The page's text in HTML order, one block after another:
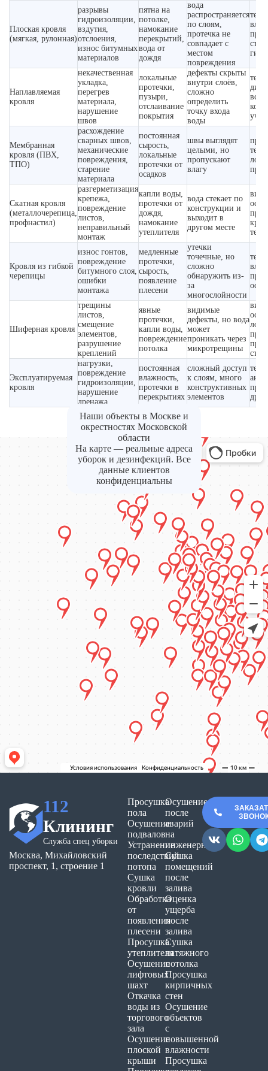
Плоская кровля
(мягкая, рулонная)
разрывы
гидроизоляции,
вздутия,
отслоения,
износ битумных
материалов
пятна на
потолке,
намокание
перекрытий,
вода от
дождя
вода
распространяется
по слоям,
протечка не
совпадает с
местом
повреждения
Наплавляемая
кровля
некачественная
укладка,
перегрев
материала,
нарушение
швов
локальные
протечки,
пузыри,
отслаивание
покрытия
дефекты скрыты
внутри слоёв,
сложно
определить
точку входа
воды
Мембранная
кровля (ПВХ,
ТПО)
расхождение
сварных швов,
механические
повреждения,
старение
материала
постоянная
сырость,
локальные
протечки от
осадков
швы выглядят
целыми, но
пропускают
влагу
Скатная кровля
(металлочерепица,
профнастил)
разгерметизация
крепежа,
повреждение
листов,
неправильный
монтаж
капли воды,
протечки от
дождя,
намокание
утеплителя
вода стекает по
конструкции и
выходит в
другом месте
Кровля из гибкой
черепицы
износ гонтов,
повреждение
битумного слоя,
ошибки
монтажа
медленные
протечки,
сырость,
появление
плесени
утечки
точечные, но
сложно
обнаружить из-
за
многослойности
Шиферная кровля
трещины
листов,
смещение
элементов,
разрушение
креплений
явные
протечки,
капли воды,
повреждение
потолка
видимые
дефекты, но вода
может
проникать через
микротрещины
Эксплуатируемая
кровля
нагрузки,
повреждение
гидроизоляции,
нарушение
дренажа
постоянная
влажность,
протечки в
перекрытиях
сложный доступ
к слоям, много
конструктивных
элементов
Наши объекты в Москве и
окрестностях Московской
области
На карте — реальные адреса
уборок и дезинфекций. Все
данные клиентов
конфиденциальны
112
Клининг
Служба спец уборки
Москва, Михайловский
проспект, 1, строение 1
Просушка
пола
Осушение
подвалов
Устранение
последствий
потопа
Сушка
кровли
Обработка
от
появления
плесени
Просушка
утеплителя
Осушение
лифтовых
шахт
Откачка
воды из
торгового
зала
Осушение
плоской
крыши
Осушение
после
аварий
на
инженерных
Сушка
помещений
после
залива
Оценка
ущерба
после
залива
Сушка
натяжного
потолка
Просушка
кирпичных
стен
Осушение
объектов
с
повышенной
влажности
Просушка